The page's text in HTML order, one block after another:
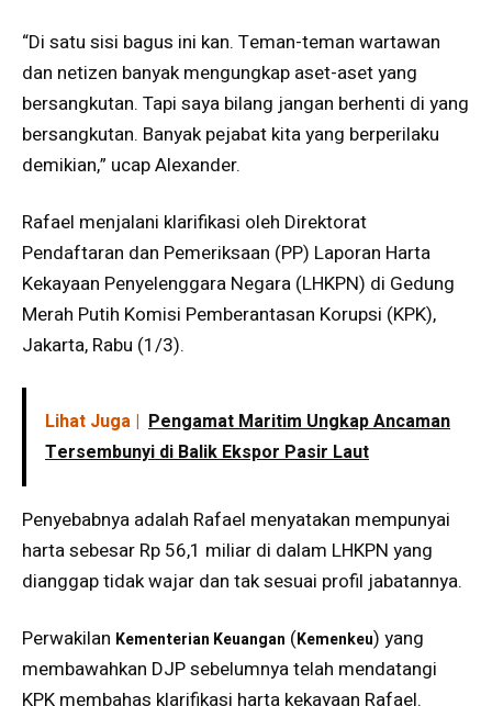
“Di satu sisi bagus ini kan. Teman-teman wartawan
dan netizen banyak mengungkap aset-aset yang
bersangkutan. Tapi saya bilang jangan berhenti di yang
bersangkutan. Banyak pejabat kita yang berperilaku
demikian,” ucap Alexander.
Rafael menjalani klarifikasi oleh Direktorat
Pendaftaran dan Pemeriksaan (PP) Laporan Harta
Kekayaan Penyelenggara Negara (LHKPN) di Gedung
Merah Putih Komisi Pemberantasan Korupsi (KPK),
Jakarta, Rabu (1/3).
Lihat Juga | Pengamat Maritim Ungkap Ancaman
Tersembunyi di Balik Ekspor Pasir Laut
Penyebabnya adalah Rafael menyatakan mempunyai
harta sebesar Rp 56,1 miliar di dalam LHKPN yang
dianggap tidak wajar dan tak sesuai profil jabatannya.
Perwakilan Kementerian Keuangan (Kemenkeu) yang
membawahkan DJP sebelumnya telah mendatangi
KPK membahas klarifikasi harta kekayaan Rafael.